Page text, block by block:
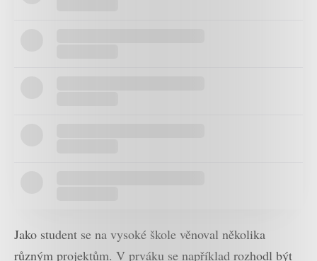
Jako student se na vysoké škole věnoval několika
různým projektům. V prváku se například rozhodl být